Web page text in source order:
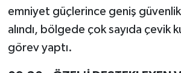
emniyet güçlerince geniş
alındı, bölgede çok sayıda çevik
görev yaptı.